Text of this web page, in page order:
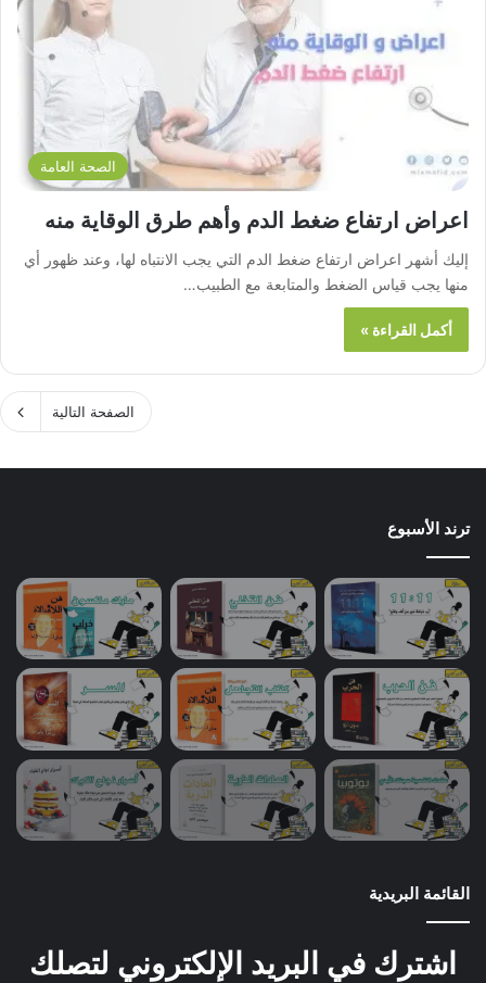
الصحة العامة
اعراض ارتفاع ضغط الدم وأهم طرق الوقاية منه
إليك أشهر اعراض ارتفاع ضغط الدم التي يجب الانتباه لها، وعند ظهور أي
منها يجب قياس الضغط والمتابعة مع الطبيب…
أكمل القراءة »
الصفحة التالية
ترند الأسبوع
القائمة البريدية
اشترك في البريد الإلكتروني لتصلك